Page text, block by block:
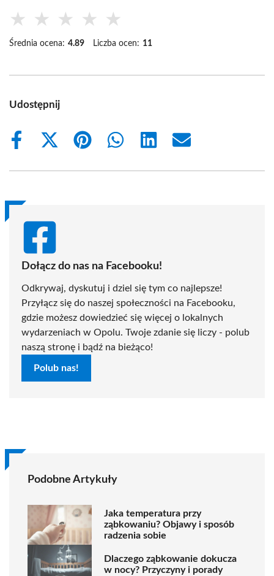
★ ★ ★ ★ ★
Średnia ocena: 4.89 Liczba ocen: 11
Udostępnij
Share
Share
(Twitter)
Share
Share
Share
Share
Dołącz do nas na Facebooku!
Odkrywaj, dyskutuj i dziel się tym co najlepsze!
Przyłącz się do naszej społeczności na Facebooku,
gdzie możesz dowiedzieć się więcej o lokalnych
wydarzeniach w Opolu. Twoje zdanie się liczy - polub
naszą stronę i bądź na bieżąco!
Polub nas!
Podobne Artykuły
Jaka temperatura przy
ząbkowaniu? Objawy i sposób
radzenia sobie
Dlaczego ząbkowanie dokucza
w nocy? Przyczyny i porady